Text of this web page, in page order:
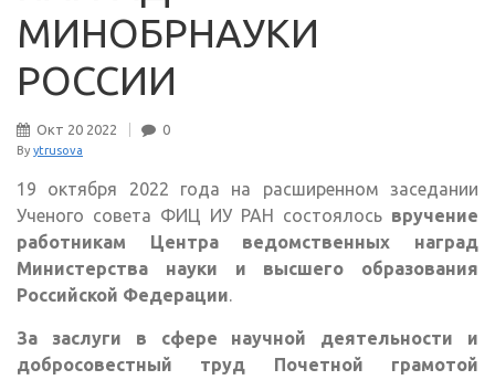
МИНОБРНАУКИ
РОССИИ
Окт 20 2022 0
By ytrusova
19 октября 2022 года на расширенном заседании
Ученого совета ФИЦ ИУ РАН состоялось вручение
работникам Центра ведомственных наград
Министерства науки и высшего образования
Российской Федерации.
За заслуги в сфере научной деятельности и
добросовестный труд Почетной грамотой